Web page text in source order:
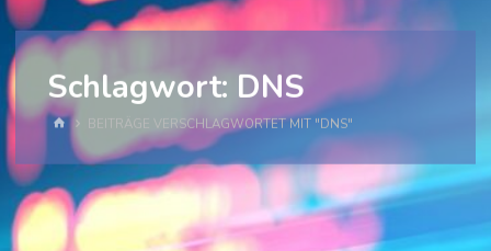
Schlagwort: DNS
STARTBEITRÄGE VERSCHLAGWORTET MIT "DNS"